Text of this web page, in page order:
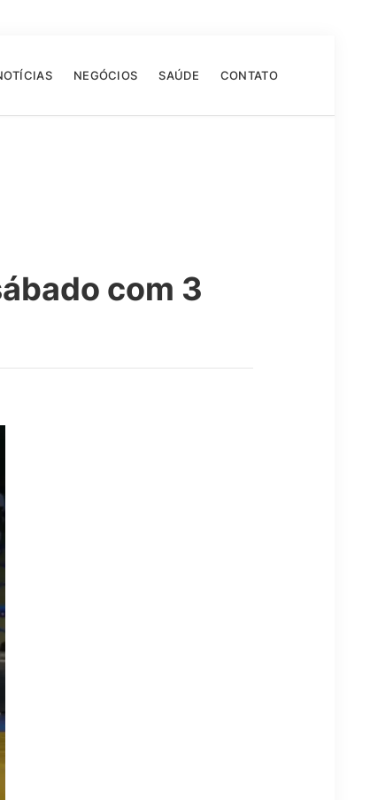
NEGÓCIOS SAÚDE CONTATO
com 3